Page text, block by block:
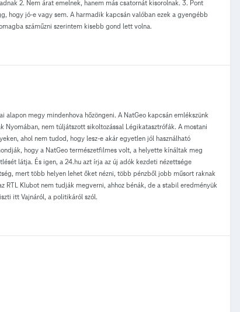
2. Nem árat emelnek, hanem más csatornát kisorolnak. 3. Pont
hogy jó-e vagy sem. A harmadik kapcsán valóban ezek a gyengébb
száműzni szerintem kisebb gond lett volna.
megy mindenhova hőzöngeni. A NatGeo kapcsán emlékszünk
nem túljátszott sikoltozással Légikatasztrófák. A mostani
ahol nem tudod, hogy lesz-e akár egyetlen jól használható
hogy a NatGeo természetfilmes volt, a helyette kínáltak meg
látja. És igen, a 24.hu azt írja az új adók kezdeti nézettsége
mert több helyen lehet őket nézni, több pénzből jobb műsort raknak
RTL Klubot nem tudják megverni, ahhoz bénák, de a stabil eredményük
itt Vajnáról, a politikáról szól.